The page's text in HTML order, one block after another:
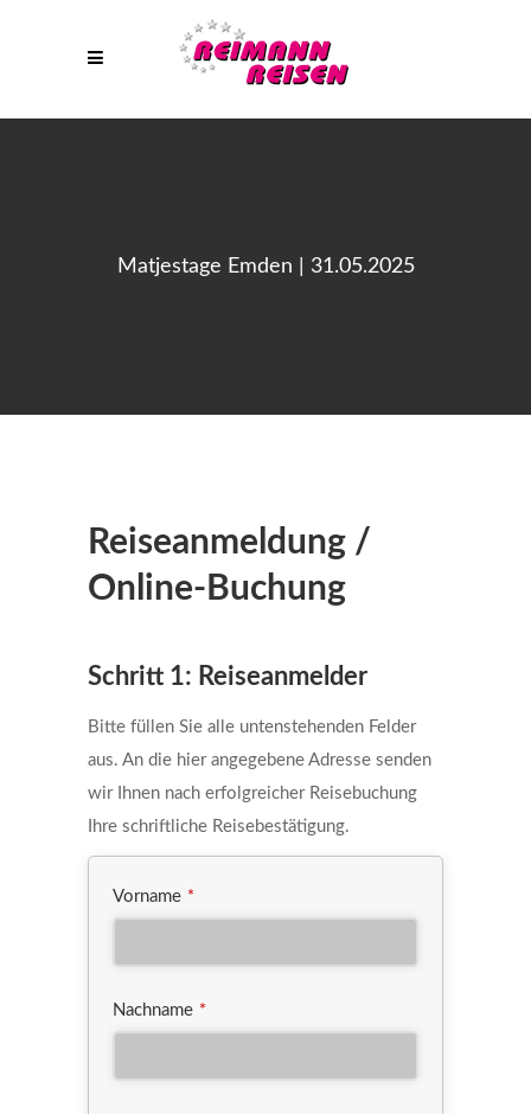
Matjestage Emden | 31.05.2025
Reiseanmeldung /
Online-Buchung
Schritt 1: Reiseanmelder
Bitte füllen Sie alle untenstehenden Felder
aus. An die hier angegebene Adresse senden
wir Ihnen nach erfolgreicher Reisebuchung
Ihre schriftliche Reisebestätigung.
Vorname *
Nachname *